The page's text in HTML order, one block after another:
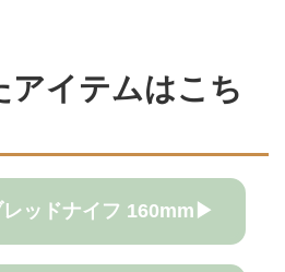
アイテムはこち
ッドナイフ 160mm▶